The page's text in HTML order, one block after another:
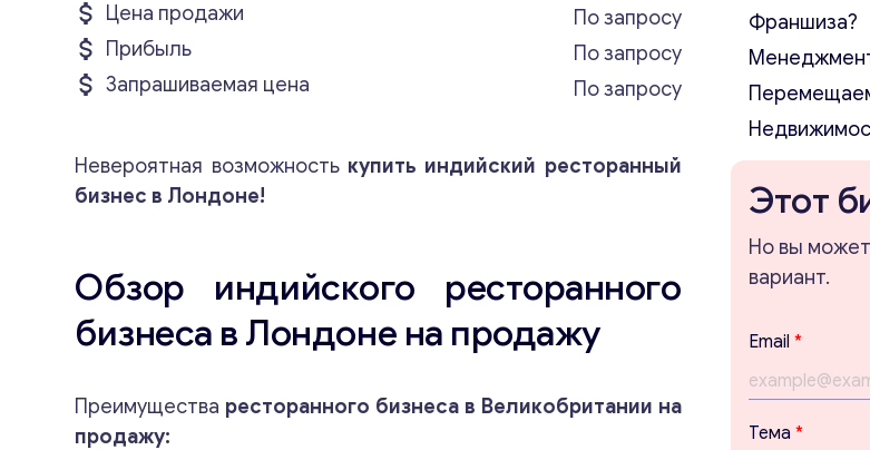
Цена продажи
По запросу
Прибыль
По запросу
Запрашиваемая цена
По запросу
Невероятная возможность купить индийский ресторанный
бизнес в Лондоне!
Обзор индийского ресторанного
бизнеса в Лондоне на продажу
Преимущества ресторанного бизнеса в Великобритании на
продажу:
Франшиза?
Этот
Но вы
вариант.
Email *
Тема *